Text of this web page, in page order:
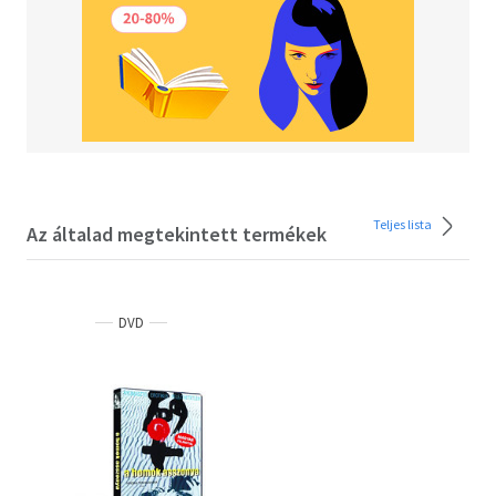
Az általad megtekintett termékek Teljes lista
DVD